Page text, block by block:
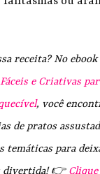
receita? No ebook
e Criativas
, você
de pratos
temáticas para